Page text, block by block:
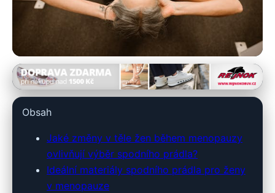
xpradlo.cz
pohodlí?
7. 3. 2026· 10 min čtení · Autor: Lenka Čechová
Obsah
Jaké změny v těle žen během menopauzy
ovlivňují výběr spodního prádla?
Ideální materiály spodního prádla pro ženy
v menopauze